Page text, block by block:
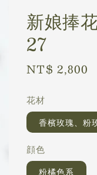
新娘捧
27
Regular
NT$ 2,800
花材
香檳玫瑰、粉
顔色
粉橘色系